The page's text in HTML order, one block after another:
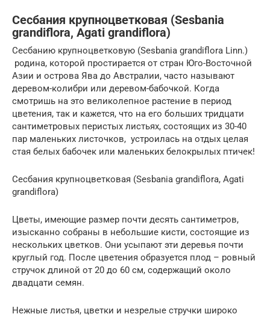
Сесбания крупноцветковая (Sesbania
grandiflora, Agati grandiflora)
Cесбанию крупноцветковую (Sesbania grandiflora Linn.)
родина, которой простирается от стран Юго-Восточной
Азии и острова Ява до Австралии, часто называют
деревом-колибри или деревом-бабочкой. Когда
смотришь на это великолепное растение в период
цветения, так и кажется, что на его больших тридцати
сантиметровых перистых листьях, состоящих из 30-40
пар маленьких листочков, устроилась на отдых целая
стая белых бабочек или маленьких белокрылых птичек!
Сесбания крупноцветковая (Sesbania grandiflora, Agati
grandiflora)
Цветы, имеющие размер почти десять сантиметров,
изысканно собраны в небольшие кисти, состоящие из
нескольких цветков. Они усыпают эти деревья почти
круглый год. После цветения образуется плод – ровный
стручок длиной от 20 до 60 см, содержащий около
двадцати семян.
Нежные листья, цветки и незрелые стручки широко